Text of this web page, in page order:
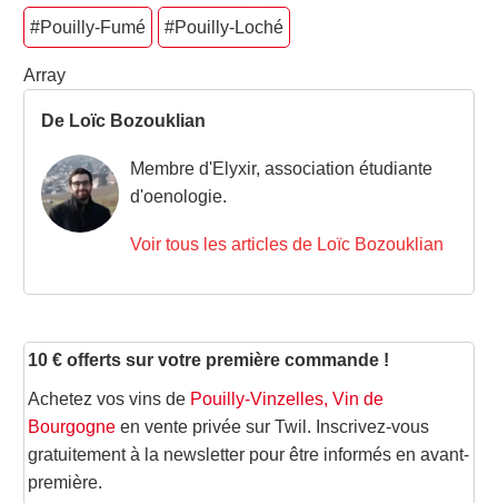
#Pouilly-Fumé #Pouilly-Loché
Array
De Loïc Bozouklian
Membre d'Elyxir, association étudiante
d'oenologie.
Voir tous les articles de Loïc Bozouklian
10 € offerts sur votre première commande !
Achetez vos vins de Pouilly-Vinzelles, Vin de
Bourgogne en vente privée sur Twil. Inscrivez-vous
gratuitement à la newsletter pour être informés en avant-
première.